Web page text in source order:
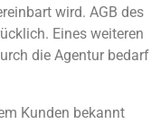
wird. AGB des
Eines weiteren
die Agentur bedarf
Kunden bekannt